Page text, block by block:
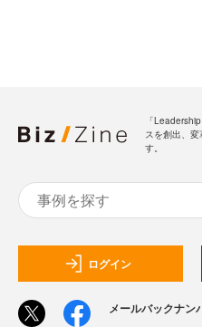
「
スを創出、
す。
ログイン
メールバックナン